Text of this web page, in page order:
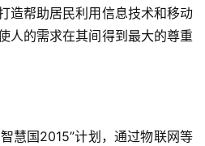
造帮助居民利用信息技术和移动
人的需求在其间得到最大的尊重
慧国2015”计划，通过物联网等